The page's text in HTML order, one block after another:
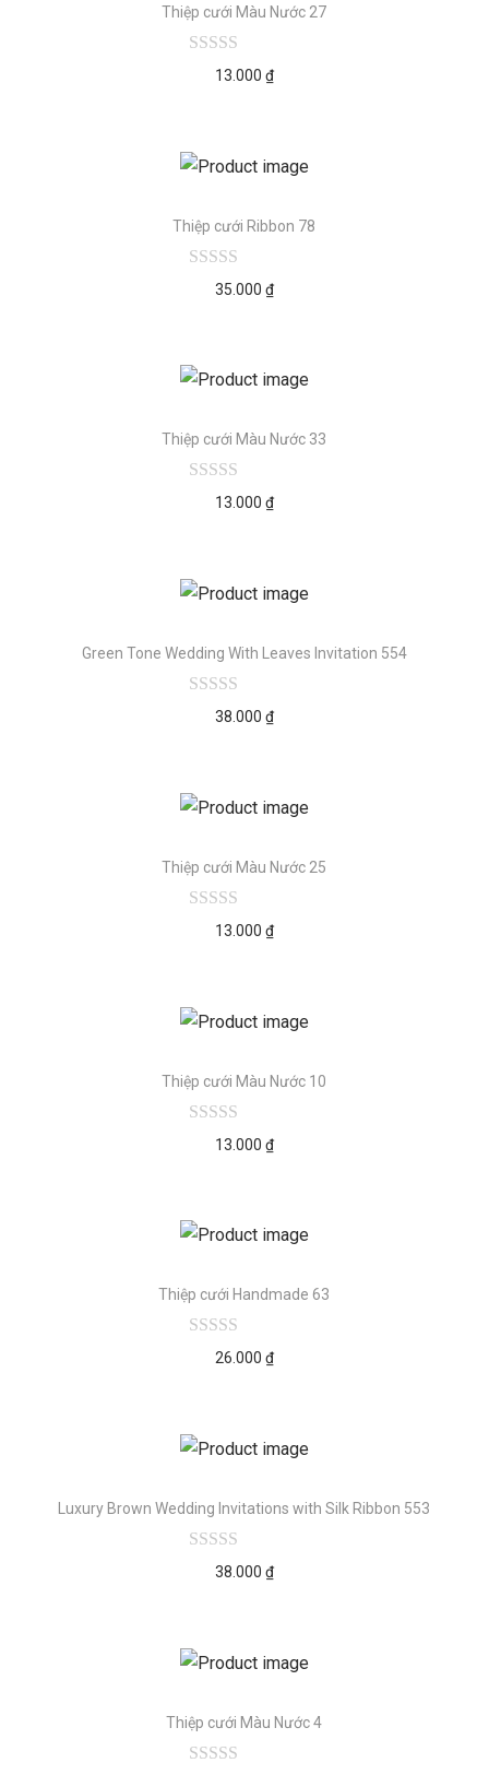
Thiệp cưới Màu Nước 27
13.000 ₫
Thiệp cưới Ribbon 78
35.000 ₫
Thiệp cưới Màu Nước 33
13.000 ₫
Green Tone Wedding With Leaves Invitation 554
38.000 ₫
Thiệp cưới Màu Nước 25
13.000 ₫
Thiệp cưới Màu Nước 10
13.000 ₫
Thiệp cưới Handmade 63
26.000 ₫
Luxury Brown Wedding Invitations with Silk Ribbon 553
38.000 ₫
Thiệp cưới Màu Nước 4